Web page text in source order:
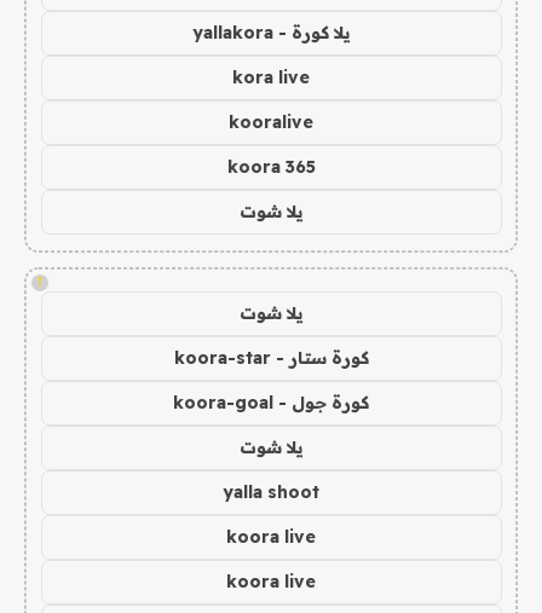
يلا كورة - yallakora
kora live
kooralive
koora 365
يلا شوت
!
يلا شوت
كورة ستار - koora-star
كورة جول - koora-goal
يلا شوت
yalla shoot
koora live
koora live